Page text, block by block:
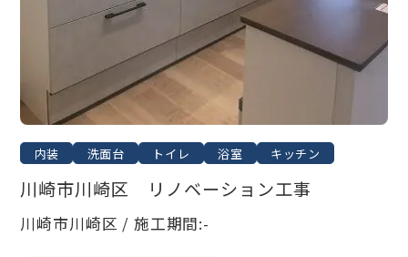
内装 洗面台 トイレ 浴室 キッチン
川崎市川崎区 リノベーション工事
川崎市川崎区 / 施工期間:-